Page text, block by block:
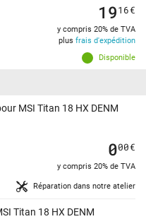
Disponible
1916€
y compris 20% de TVA
plus frais d'expédition
MSI Titan 18 HX DENM
Réparation dans notre atelier
000€
y compris 20% de TVA
Titan 18 HX DENM